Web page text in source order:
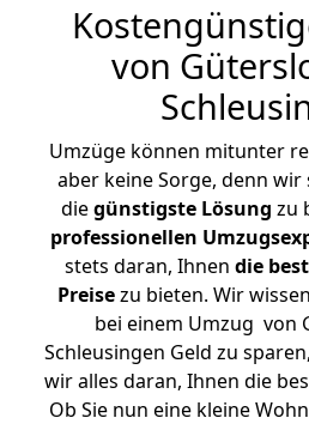
von
Umzüge können mitunter
aber keine Sorge, denn wir
diegünstigste Lösung zu
professionellen
stets daran, Ihnen die
Preisezu bieten. Wir
bei einem Umzug von
Schleusingen Geld zu
wir alles daran, Ihnen die
Ob Sie nun eine kleine